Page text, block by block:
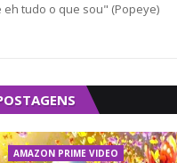
eh tudo o que sou" (Popeye)
AMAZON PRIME VIDEO